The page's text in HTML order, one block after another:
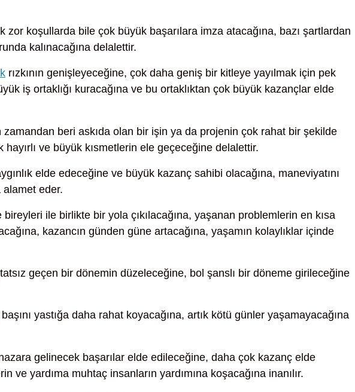
zor koşullarda bile çok büyük başarılara imza atacağına, bazı şartlardan
kalınacağına delalettir.
rızkının genişleyeceğine, çok daha geniş bir kitleye yayılmak için pek
iş ortaklığı kuracağına ve bu ortaklıktan çok büyük kazançlar elde
zamandan beri askıda olan bir işin ya da projenin çok rahat bir şekilde
ve büyük kısmetlerin ele geçeceğine delalettir.
elde edeceğine ve büyük kazanç sahibi olacağına, maneviyatını
alamet eder.
bireyleri ile birlikte bir yola çıkılacağına, yaşanan problemlerin en kısa
kazancın günden güne artacağına, yaşamın kolaylıklar içinde
tatsız geçen bir dönemin düzeleceğine, bol şanslı bir döneme girileceğine
başını yastığa daha rahat koyacağına, artık kötü günler yaşamayacağına
gelinecek başarılar elde edileceğine, daha çok kazanç elde
ve yardıma muhtaç insanların yardımına koşacağına inanılır.